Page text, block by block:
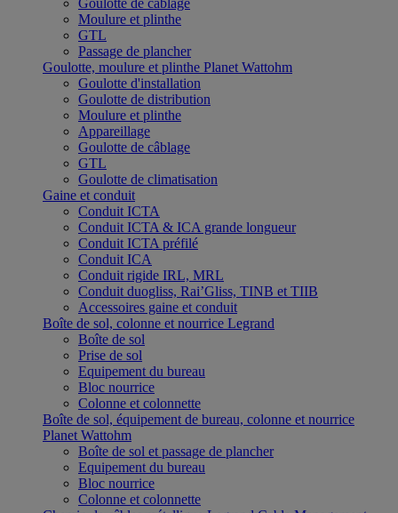
Goulotte de câblage
Moulure et plinthe
GTL
Passage de plancher
Goulotte, moulure et plinthe Planet Wattohm
Goulotte d'installation
Goulotte de distribution
Moulure et plinthe
Appareillage
Goulotte de câblage
GTL
Goulotte de climatisation
Gaine et conduit
Conduit ICTA
Conduit ICTA & ICA grande longueur
Conduit ICTA préfilé
Conduit ICA
Conduit rigide IRL, MRL
Conduit duogliss, Rai’Gliss, TINB et TIIB
Accessoires gaine et conduit
Boîte de sol, colonne et nourrice Legrand
Boîte de sol
Prise de sol
Equipement du bureau
Bloc nourrice
Colonne et colonnette
Boîte de sol, équipement de bureau, colonne et nourrice
Planet Wattohm
Boîte de sol et passage de plancher
Equipement du bureau
Bloc nourrice
Colonne et colonnette